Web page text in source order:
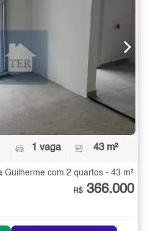
1 vaga 43 m²
Guilherme com 2 quartos - 43 m²
R$ 366.000